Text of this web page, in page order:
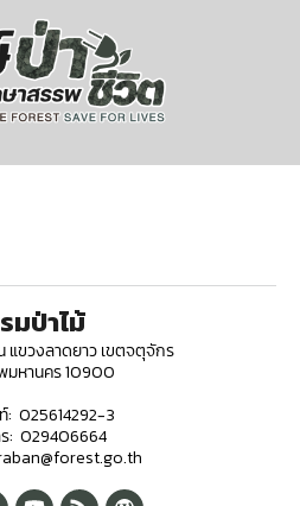
มป่าไม้
แขวงลาดยาว เขตจตุจักร
มหานคร 10900
: 025614292-3
ร: 029406664